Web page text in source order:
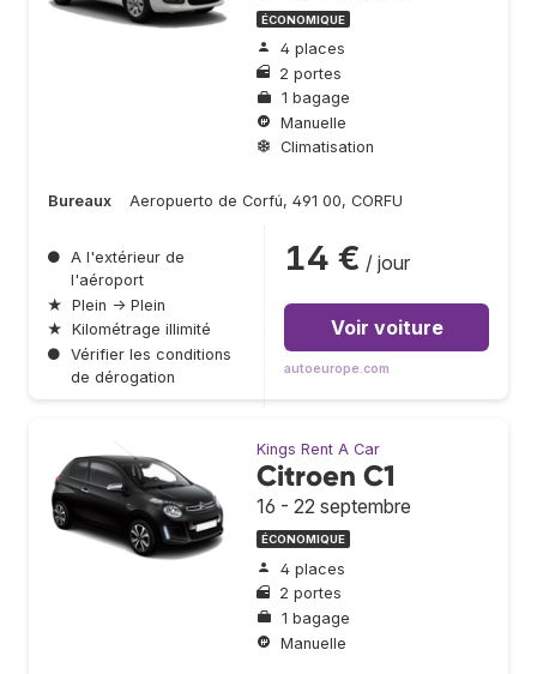
ÉCONOMIQUE
4 places
2 portes
1 bagage
Manuelle
Climatisation
Bureaux Aeropuerto de Corfú, 491 00, CORFU
● A l'extérieur de
l'aéroport
★ Plein → Plein
★ Kilométrage illimité
● Vérifier les conditions
de dérogation
14 € / jour
Voir voiture
autoeurope.com
Kings Rent A Car
Citroen C1
16 - 22 septembre
ÉCONOMIQUE
4 places
2 portes
1 bagage
Manuelle